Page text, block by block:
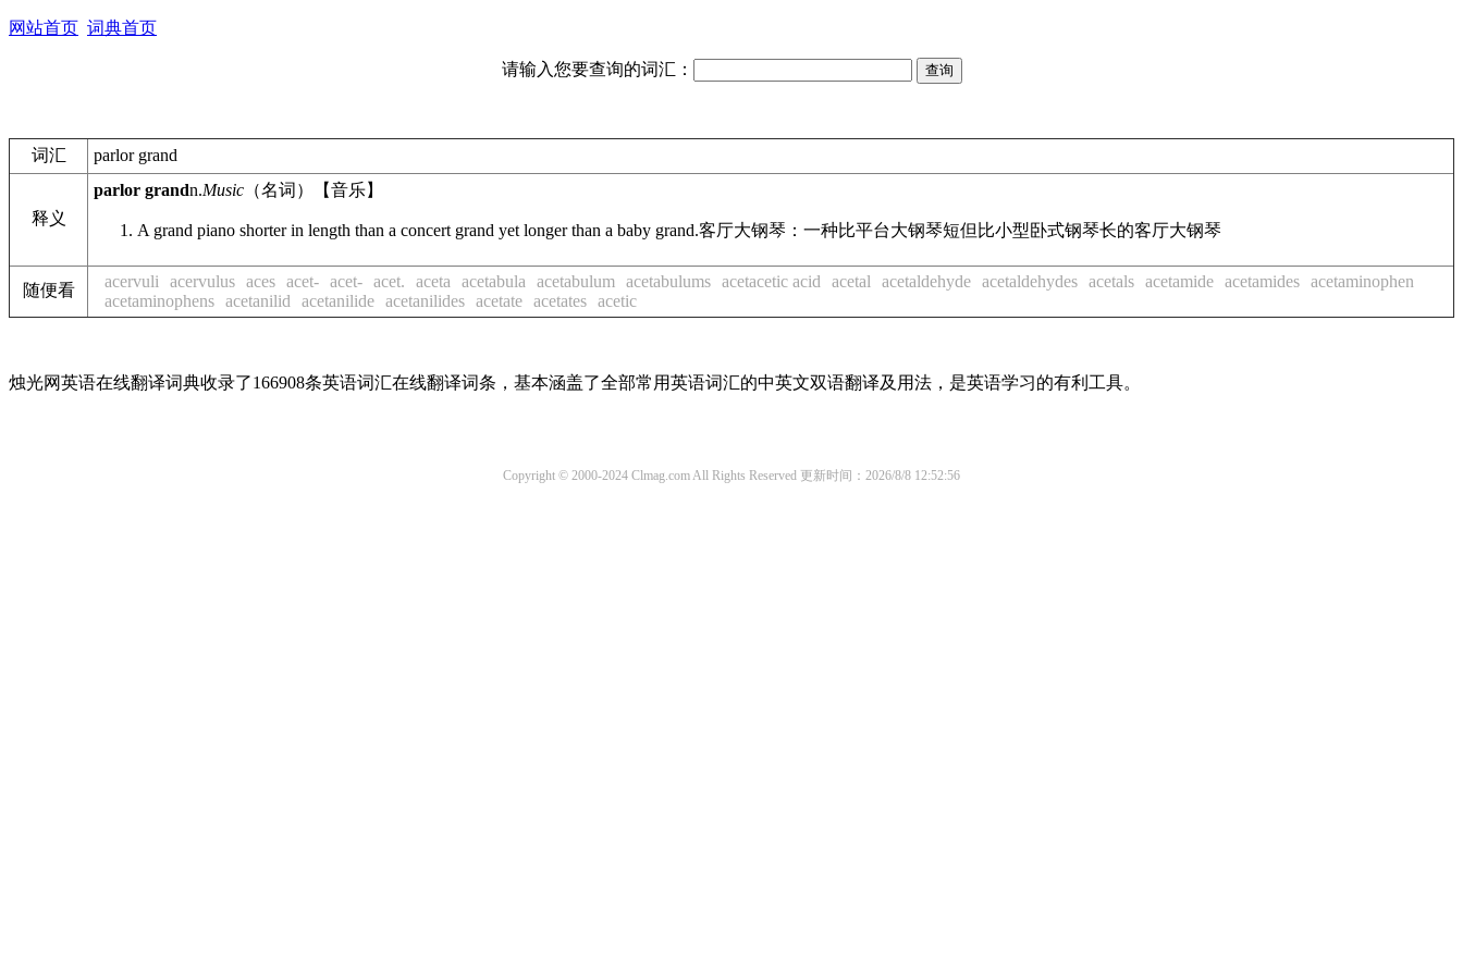
网站首页 词典首页
请输入您要查询的词汇：
词汇 parlor grand
释义
parlor grandn.Music （名词）【音乐】
A grand piano shorter in length than a concert grand yet longer than a baby grand.客厅大钢琴：一种比平台大钢琴短但比小型卧式钢琴长的客厅大钢琴
随便看 acervuli acervulus aces acet- acet- acet. aceta acetabula acetabulum acetabulums acetacetic acid acetal acetaldehyde acetaldehydes acetals acetamide acetamides acetaminophen
acetaminophens acetanilid acetanilide acetanilides acetate acetates acetic
烛光网英语在线翻译词典收录了166908条英语词汇在线翻译词条，基本涵盖了全部常用英语词汇的中英文双语翻译及用法，是英语学习的有利工具。
Copyright © 2000-2024 Clmag.com All Rights Reserved 更新时间：2026/8/8 12:52:56